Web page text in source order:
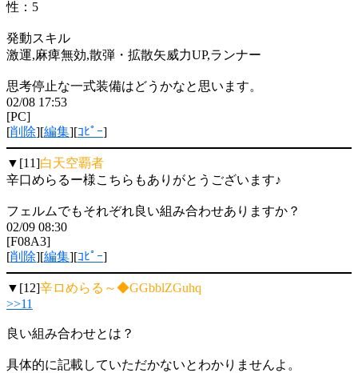
性：5
発動スキル
激運,麻痺無効,散弾・拡散矢威力UP,ランナー
思考停止な一式装備はどうかなと思います。
02/08 17:53
[PC]
[削除][編集][ｺﾋﾟｰ]
▼[11]白天空覇者
辛口めらるー様こちらもありがとうございます♪
フェルムでもそれぞれ良い組み合わせありますか？
02/09 08:30
[F08A3]
[削除][編集][ｺﾋﾟｰ]
▼[12]辛ロめらる～◆GGbblZGuhq
>>11
良い組み合わせとは？
具体的に記載していただかないとわかりませんよ。